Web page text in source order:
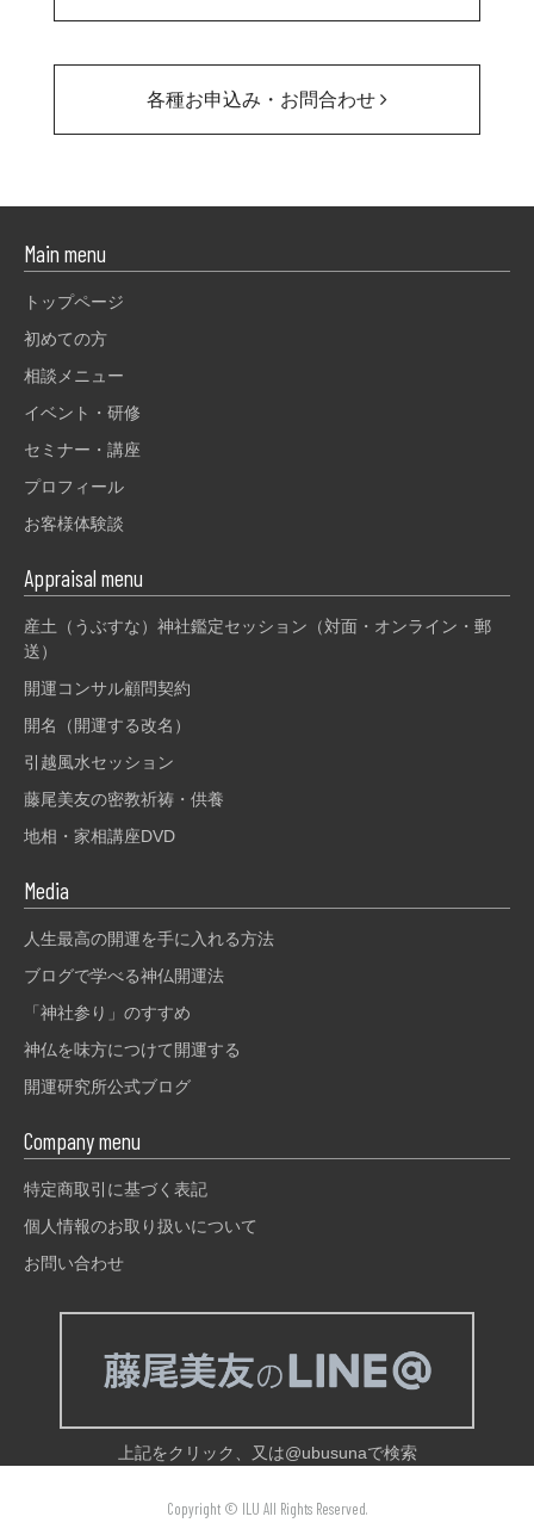
各種お申込み・お問合わせ
Main menu
トップページ
初めての方
相談メニュー
イベント・研修
セミナー・講座
プロフィール
お客様体験談
Appraisal menu
産土（うぶすな）神社鑑定セッション（対面・オンライン・郵
送）
開運コンサル顧問契約
開名（開運する改名）
引越風水セッション
藤尾美友の密教祈祷・供養
地相・家相講座DVD
Media
人生最高の開運を手に入れる方法
ブログで学べる神仏開運法
「神社参り」のすすめ
神仏を味方につけて開運する
開運研究所公式ブログ
Company menu
特定商取引に基づく表記
個人情報のお取り扱いについて
お問い合わせ
上記をクリック、又は@ubusunaで検索
Copyright © ILU All Rights Reserved.